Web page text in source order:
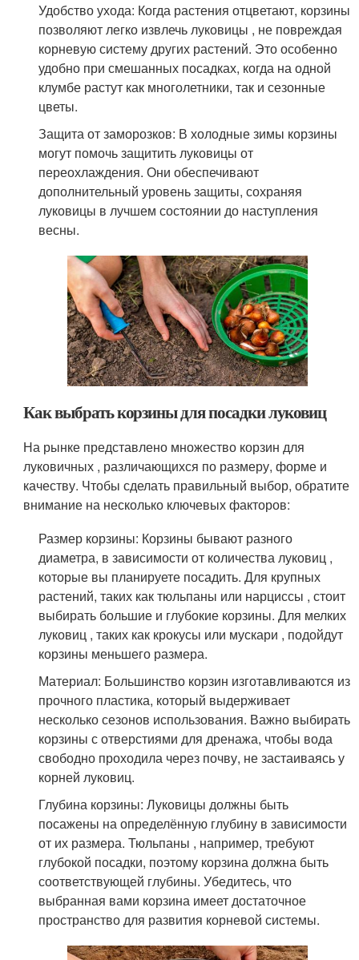
Удобство ухода: Когда растения отцветают, корзины
позволяют легко извлечь луковицы , не повреждая
корневую систему других растений. Это особенно
удобно при смешанных посадках, когда на одной
клумбе растут как многолетники, так и сезонные
цветы.
Защита от заморозков: В холодные зимы корзины
могут помочь защитить луковицы от
переохлаждения. Они обеспечивают
дополнительный уровень защиты, сохраняя
луковицы в лучшем состоянии до наступления
весны.
Как выбрать корзины для посадки луковиц
На рынке представлено множество корзин для
луковичных , различающихся по размеру, форме и
качеству. Чтобы сделать правильный выбор, обратите
внимание на несколько ключевых факторов:
Размер корзины: Корзины бывают разного
диаметра, в зависимости от количества луковиц ,
которые вы планируете посадить. Для крупных
растений, таких как тюльпаны или нарциссы , стоит
выбирать большие и глубокие корзины. Для мелких
луковиц , таких как крокусы или мускари , подойдут
корзины меньшего размера.
Материал: Большинство корзин изготавливаются из
прочного пластика, который выдерживает
несколько сезонов использования. Важно выбирать
корзины с отверстиями для дренажа, чтобы вода
свободно проходила через почву, не застаиваясь у
корней луковиц.
Глубина корзины: Луковицы должны быть
посажены на определённую глубину в зависимости
от их размера. Тюльпаны , например, требуют
глубокой посадки, поэтому корзина должна быть
соответствующей глубины. Убедитесь, что
выбранная вами корзина имеет достаточное
пространство для развития корневой системы.